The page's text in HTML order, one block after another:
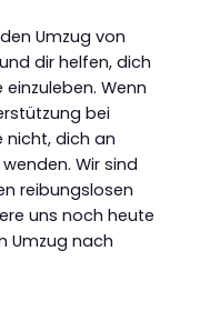
Umzug von
dir helfen, dich
Wenn
bei
nicht, dich an
Wir sind
reibungslosen
uns noch heute
Umzug nach